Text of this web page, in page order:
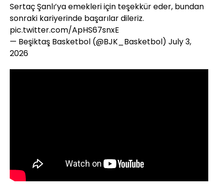
Sertaç Şanlı’ya emekleri için teşekkür eder, bundan
sonraki kariyerinde başarılar dileriz.
pic.twitter.com/ApHS67snxE
— Beşiktaş Basketbol (@BJK_Basketbol) July 3,
2026